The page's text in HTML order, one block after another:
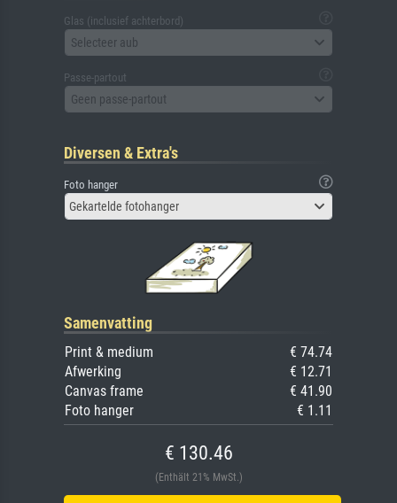
Glas (inclusief achterbord)
Selecteer aub
Passe-partout
Geen passe-partout
Diversen & Extra's
Foto hanger
Gekartelde fotohanger
Samenvatting
Print & medium
€ 74.74
Afwerking
€ 12.71
Canvas frame
€ 41.90
Foto hanger
€ 1.11
€ 130.46
(Enthält 21% MwSt.)